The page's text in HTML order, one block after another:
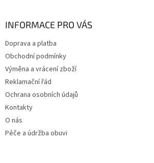
INFORMACE PRO VÁS
Doprava a platba
Obchodní podmínky
Výměna a vrácení zboží
Reklamační řád
Ochrana osobních údajů
Kontakty
O nás
Péče a údržba obuvi